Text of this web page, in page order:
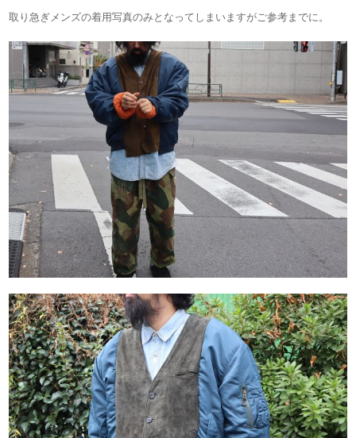
取り急ぎメンズの着用写真のみとなってしまいますがご参考までに。